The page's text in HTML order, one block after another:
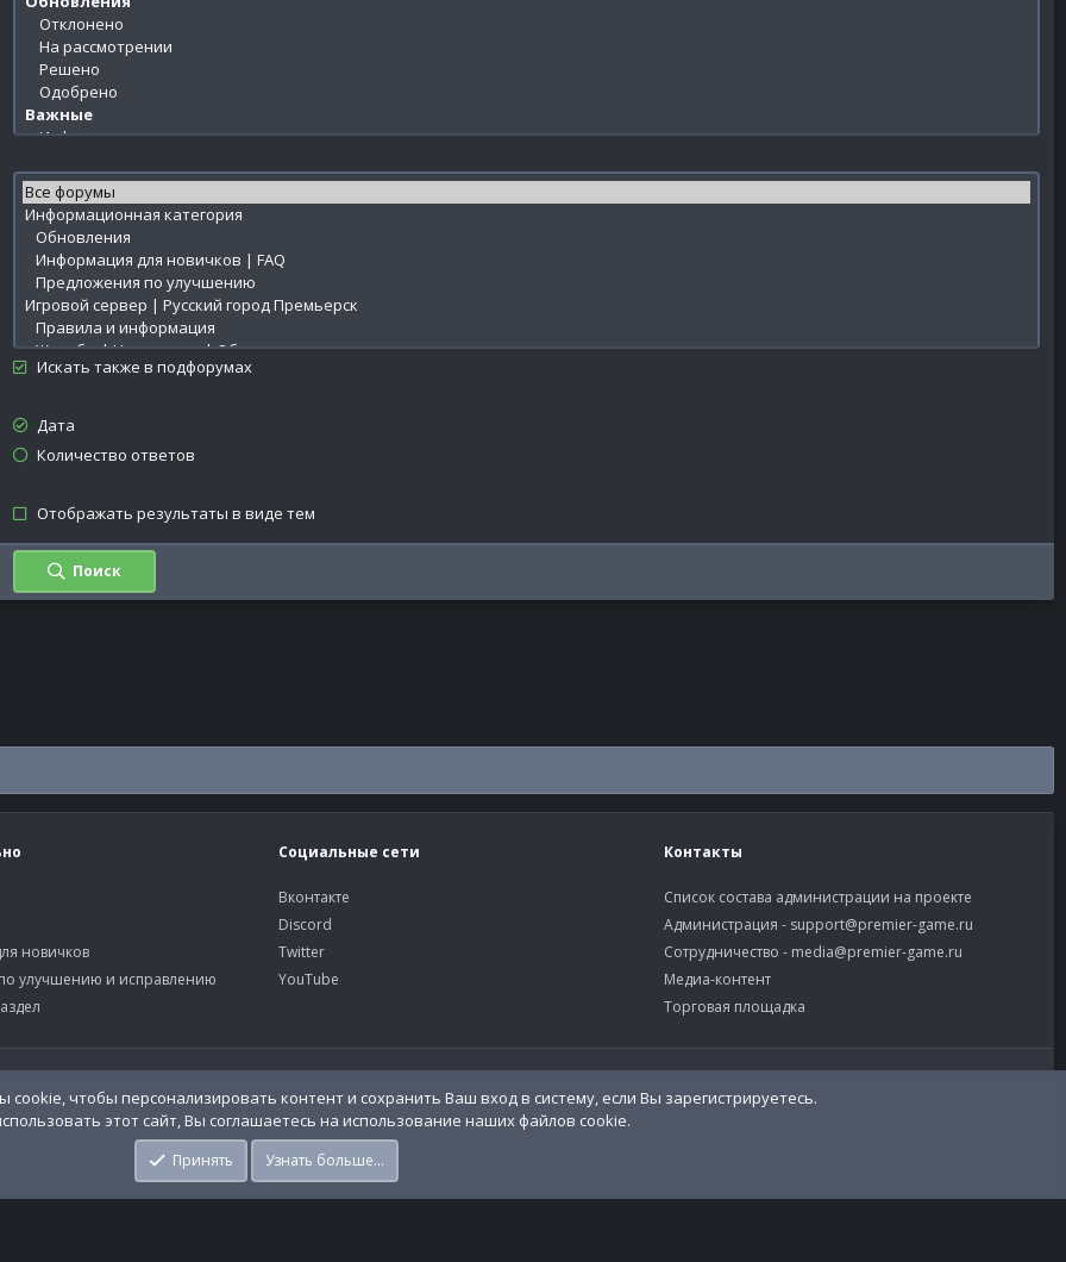
Искать также в подфорумах
Дата
Количество ответов
Отображать результаты в виде тем
Поиск
новичков
улучшению и исправлению
Социальные сети
Вконтакте
Discord
Twitter
YouTube
Контакты
Список состава администрации на проекте
Администрация - support@premier-game.ru
Сотрудничество - media@premier-game.ru
Медиа-контент
Торговая площадка
Условия и правила Политика конфиденциальности
чтобы персонализировать контент и сохранить Ваш вход в систему, если Вы зарегистрируетесь.
этот сайт, Вы соглашаетесь на использование наших файлов cookie.
Принять Узнать больше…